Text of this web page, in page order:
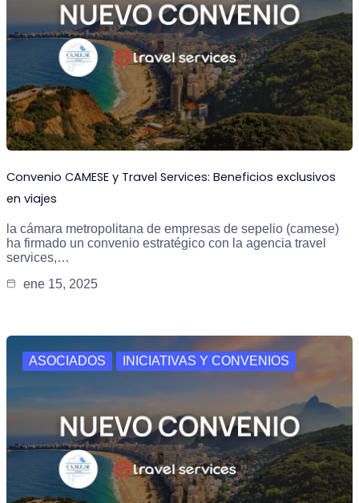
Convenio CAMESE y Travel Services: Beneficios exclusivos
en viajes
la cámara metropolitana de empresas de sepelio (camese)
ha firmado un convenio estratégico con la agencia travel
services,…
ene 15, 2025
ASOCIADOS INICIATIVAS Y CONVENIOS